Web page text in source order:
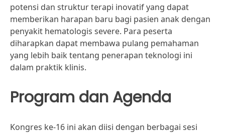
potensi dan struktur terapi inovatif yang dapat
memberikan harapan baru bagi pasien anak dengan
penyakit hematologis severe. Para peserta
diharapkan dapat membawa pulang pemahaman
yang lebih baik tentang penerapan teknologi ini
dalam praktik klinis.
Program dan Agenda
Kongres ke-16 ini akan diisi dengan berbagai sesi